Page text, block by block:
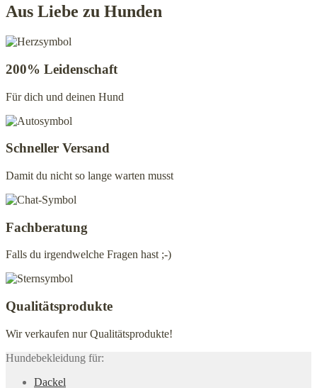
Aus Liebe zu Hunden
200% Leidenschaft
Für dich und deinen Hund
Schneller Versand
Damit du nicht so lange warten musst
Fachberatung
Falls du irgendwelche Fragen hast ;-)
Qualitätsprodukte
Wir verkaufen nur Qualitätsprodukte!
Hundebekleidung für:
Dackel